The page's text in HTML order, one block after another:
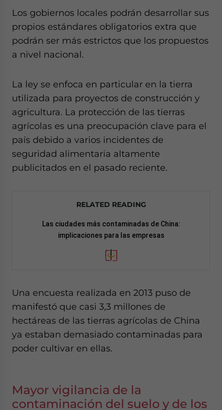
Los gobiernos locales podrán desarrollar sus
propios estándares obligatorios extra que
podrán ser más estrictos que los propuestos
a nivel nacional.
La ley se enfoca en particular en la tierra
utilizada para proyectos de construcción y
agricultura. La protección de las tierras
agrícolas es una preocupación clave para el
país debido a varios incidentes de
seguridad alimentaria altamente
publicitados en el pasado reciente.
RELATED READING
Las ciudades más contaminadas de China:
implicaciones para las empresas
Una encuesta realizada en 2013 puso de
manifestó que casi 3,3 millones de
hectáreas de las tierras agrícolas de China
ya estaban demasiado contaminadas para
poder cultivar en ellas.
Mayor vigilancia de la
contaminación del suelo y de los